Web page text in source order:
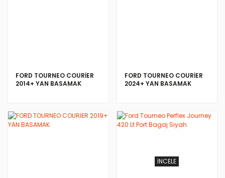
FORD TOURNEO COURİER
2014+ YAN BASAMAK
FORD TOURNEO COURİER
2024+ YAN BASAMAK
İNCELE